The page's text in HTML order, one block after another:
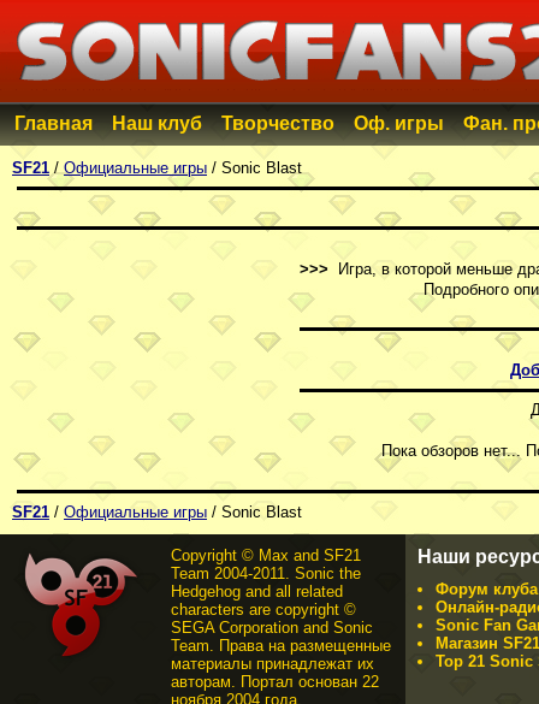
Главная Наш клуб Творчество Оф. игры Фан.
SF21 /Официальные игры / Sonic Blast
>>> Игра, в которой меньше
Подробного
Пока обзоров нет...
SF21 / Официальные игры / Sonic Blast
Copyright © Max and SF21
Team 2004-2011. Sonic the
Hedgehog and all related
characters are copyright ©
SEGA Corporation and Sonic
Team. Права на размещенные
материалы принадлежат их
авторам. Портал основан 22
ноября 2004 года.
Наши
Форум
Онлайн-
Sonic Fan
Магазин
Top 21 Sonic